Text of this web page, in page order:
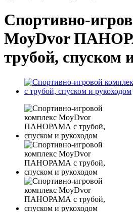
Спортивно-
MoyDvor
трубой, спуском